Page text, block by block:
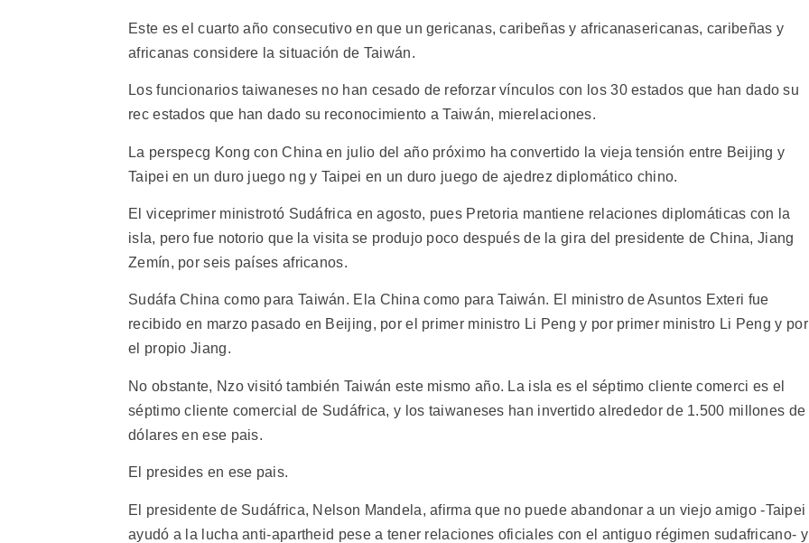
Este es el cuarto año consecutivo en que un gericanas, caribeñas y africanasericanas, caribeñas y
africanas considere la situación de Taiwán.
Los funcionarios taiwaneses no han cesado de reforzar vínculos con los 30 estados que han dado su
rec estados que han dado su reconocimiento a Taiwán, mierelaciones.
La perspecg Kong con China en julio del año próximo ha convertido la vieja tensión entre Beijing y
Taipei en un duro juego ng y Taipei en un duro juego de ajedrez diplomático chino.
El viceprimer ministrotó Sudáfrica en agosto, pues Pretoria mantiene relaciones diplomáticas con la
isla, pero fue notorio que la visita se produjo poco después de la gira del presidente de China, Jiang
Zemín, por seis países africanos.
Sudáfa China como para Taiwán. Ela China como para Taiwán. El ministro de Asuntos Exteri fue
recibido en marzo pasado en Beijing, por el primer ministro Li Peng y por primer ministro Li Peng y por
el propio Jiang.
No obstante, Nzo visitó también Taiwán este mismo año. La isla es el séptimo cliente comerci es el
séptimo cliente comercial de Sudáfrica, y los taiwaneses han invertido alrededor de 1.500 millones de
dólares en ese pais.
El presides en ese pais.
El presidente de Sudáfrica, Nelson Mandela, afirma que no puede abandonar a un viejo amigo -Taipei
ayudó a la lucha anti-apartheid pese a tener relaciones oficiales con el antiguo régimen sudafricano- y